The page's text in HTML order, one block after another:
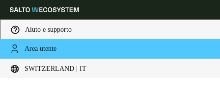
Aiuto e supporto
Area utente
SWITZERLAND | IT
Scegli la tua posizione e le impostazioni della lingua